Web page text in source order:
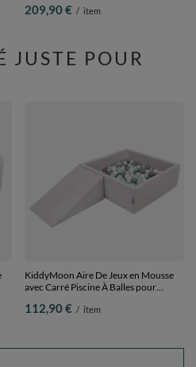
perle/gris/transparent/babyblue/menthe,
209,90 € / item
JUSTE POUR
KiddyMoon Aire De Jeux en Mousse
avec Carré Piscine À Balles pour
Piscine (100 Balles)+ Pente
112,90 € / item